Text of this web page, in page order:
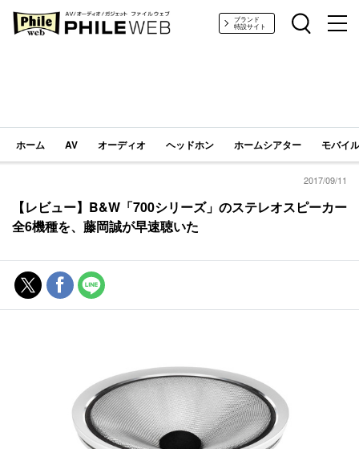
PHILE WEB｜AV/オーディオ/ガジェットブランド
特設サイト
ホーム AV オーディオ ヘッドホン ホームシアター モバイ
2017/09/11
【レビュー】B&W「700シリーズ」のステレオスピーカー
全6機種を、藤岡誠が早速聴いた